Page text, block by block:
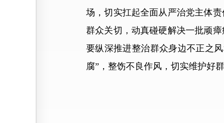
场，切实扛起全面从严治党主体
群众关切，动真碰硬解决一批顽
要纵深推进整治群众身边不正之
腐”，整饬不良作风，切实维护好